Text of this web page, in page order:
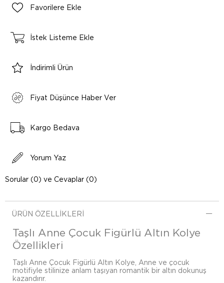
Favorilere Ekle
İstek Listeme Ekle
İndirimli Ürün
Fiyat Düşünce Haber Ver
Kargo Bedava
Yorum Yaz
Sorular (0) ve Cevaplar (0)
ÜRÜN ÖZELLIKLERI
Taşlı Anne Çocuk Figürlü Altın Kolye
Özellikleri
Taşlı Anne Çocuk Figürlü Altın Kolye, Anne ve çocuk
motifiyle stilinize anlam taşıyan romantik bir altın dokunuş
kazandırır.